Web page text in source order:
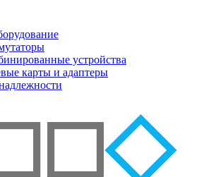
устройства
карты и адаптеры